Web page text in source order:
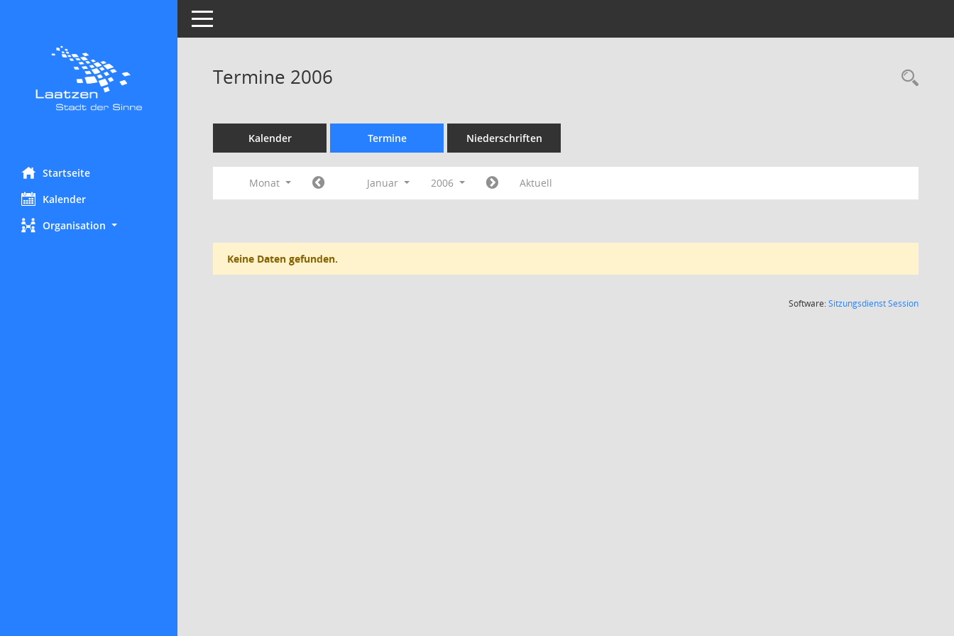
Startseite
Kalender
Organisation
Toggle navigation
Termine 2006
Kalender Termine Niederschriften
Monat Januar 2006 Aktuell
Keine Daten gefunden.
Software:SitzungsdienstSession(Wird in